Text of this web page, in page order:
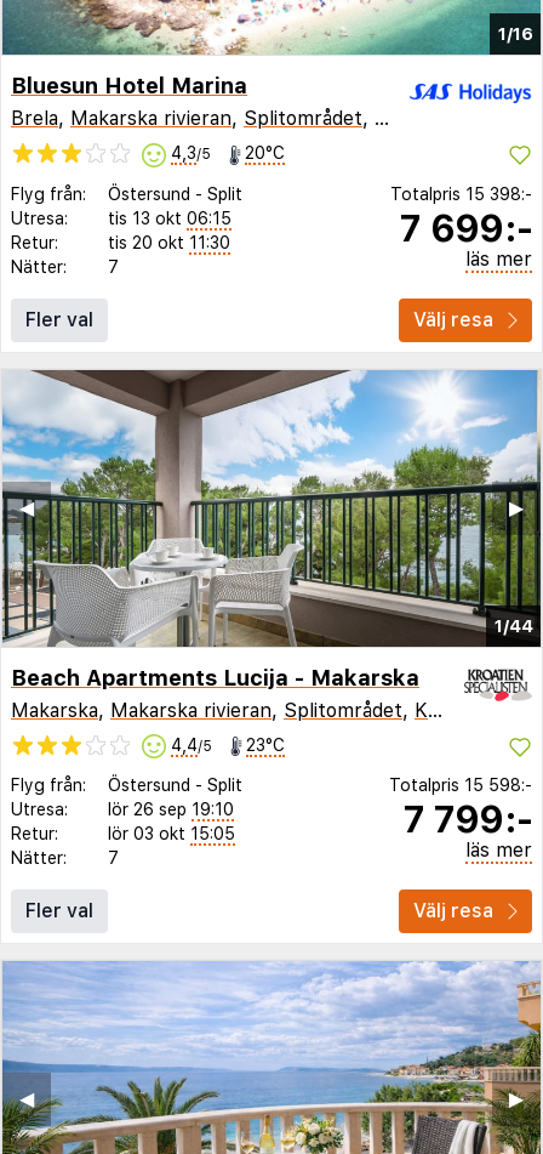
1/16
Bluesun Hotel Marina
Brela, Makarska rivieran, Splitområdet, Kroatien
4,3/5 20°C
Flyg från: Östersund - Split
Utresa:
tis 13 okt 06:15
Retur:
tis 20 okt 11:30
Nätter:
7
Totalpris 15 398:-
7 699:-
läs mer
Fler val Välj resa
1/44
▶︎
◀︎
Beach Apartments Lucija - Makarska
Makarska, Makarska rivieran, Splitområdet, Kroatien
4,4/5 23°C
Flyg från: Östersund - Split
Utresa:
lör 26 sep 19:10
Retur:
lör 03 okt 15:05
Nätter:
7
Totalpris 15 598:-
7 799:-
läs mer
Fler val Välj resa
▶︎
◀︎